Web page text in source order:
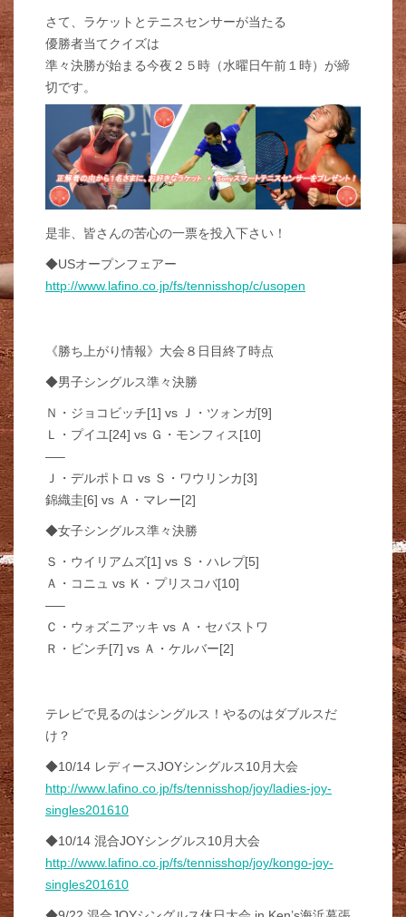
さて、ラケットとテニスセンサーが当たる
優勝者当てクイズは
準々決勝が始まる今夜２５時（水曜日午前１時）が締
切です。
是非、皆さんの苦心の一票を投入下さい！
◆USオープンフェアー
http://www.lafino.co.jp/fs/tennisshop/c/usopen
《勝ち上がり情報》大会８日目終了時点
◆男子シングルス準々決勝
Ｎ・ジョコビッチ[1] vs Ｊ・ツォンガ[9]
Ｌ・プイユ[24] vs Ｇ・モンフィス[10]
—–
Ｊ・デルポトロ vs Ｓ・ワウリンカ[3]
錦織圭[6] vs Ａ・マレー[2]
◆女子シングルス準々決勝
Ｓ・ウイリアムズ[1] vs Ｓ・ハレプ[5]
Ａ・コニュ vs Ｋ・プリスコバ[10]
—–
Ｃ・ウォズニアッキ vs Ａ・セバストワ
Ｒ・ビンチ[7] vs Ａ・ケルバー[2]
テレビで見るのはシングルス！やるのはダブルスだ
け？
◆10/14 レディースJOYシングルス10月大会
http://www.lafino.co.jp/fs/tennisshop/joy/ladies-joy-
singles201610
◆10/14 混合JOYシングルス10月大会
http://www.lafino.co.jp/fs/tennisshop/joy/kongo-joy-
singles201610